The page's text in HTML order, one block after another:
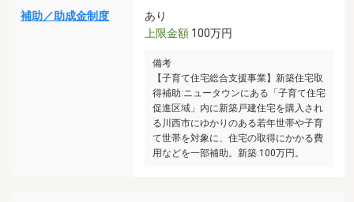
補助／助成金制度
あり
上限金額 100万円
備考
【子育て住宅総合支援事業】新築住宅取
得補助:ニュータウンにある「子育て住宅
促進区域」内に新築戸建住宅を購入され
る川西市にゆかりのある若年世帯や子育
て世帯を対象に、住宅の取得にかかる費
用などを一部補助。新築:100万円。